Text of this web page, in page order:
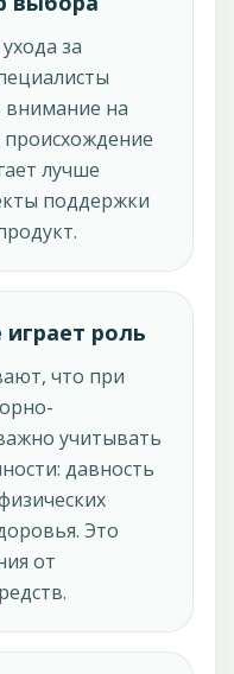
за
на
происхождение
лучше
поддержки
роль
что при
учитывать
давность
Это
от